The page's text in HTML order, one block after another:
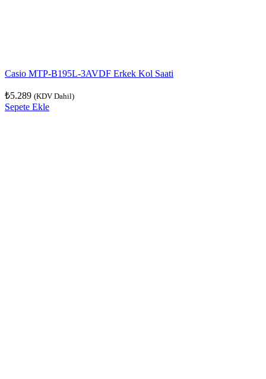
Casio MTP-B195L-3AVDF Erkek Kol Saati
₺5.289 (KDV Dahil)
Sepete Ekle